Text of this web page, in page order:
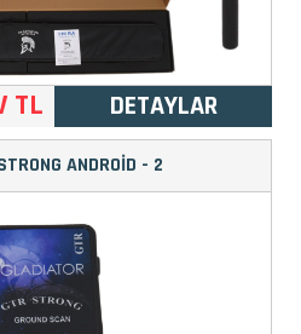
TL DETAYLAR
ANDROİD - 2